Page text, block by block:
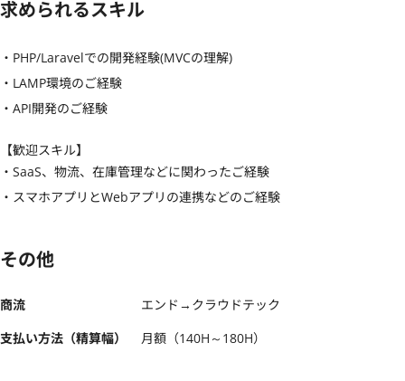
求められるスキル
・PHP/Laravelでの開発経験(MVCの理解)
・LAMP環境のご経験
・API開発のご経験
【歓迎スキル】
・SaaS、物流、在庫管理などに関わったご経験
・スマホアプリとWebアプリの連携などのご経験
その他
商流
エンド→クラウドテック
支払い方法（精算幅）
月額（140H～180H）